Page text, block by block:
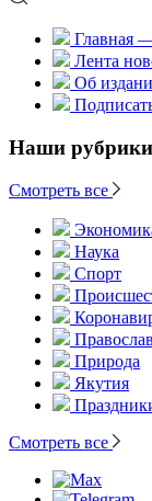
Главная
Лента
Об
Наши рубрики
Смотреть все
Наука
Спорт
Природа
Якутия
Смотреть все